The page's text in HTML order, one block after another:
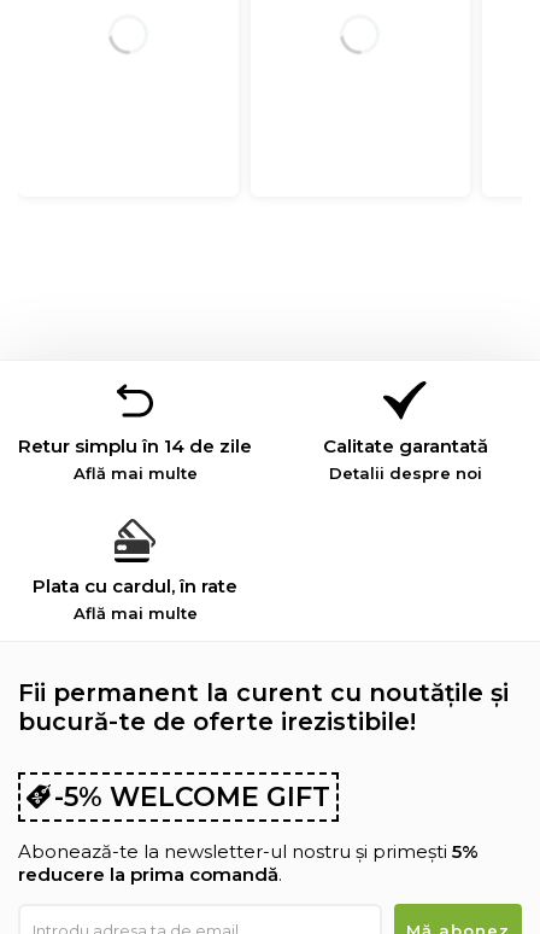
Retur simplu în 14 de zile
Află mai multe
Calitate garantată
Detalii despre noi
Plata cu cardul, în rate
Află mai multe
Fii permanent la curent cu noutățile și
bucură-te de oferte irezistibile!
-5% WELCOME GIFT
Abonează-te la newsletter-ul nostru și primești 5%
reducere la prima comandă.